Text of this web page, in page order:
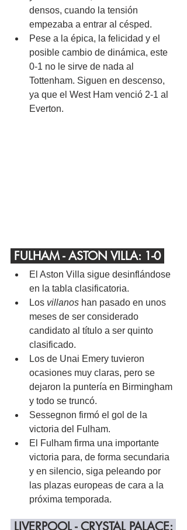
densos, cuando la tensión
empezaba a entrar al césped.
Pese a la épica, la felicidad y el
posible cambio de dinámica, este
0-1 no le sirve de nada al
Tottenham. Siguen en descenso,
ya que el West Ham venció 2-1 al
Everton.
FULHAM - ASTON VILLA: 1-0
El Aston Villa sigue desinflándose
en la tabla clasificatoria.
Los villanos han pasado en unos
meses de ser considerado
candidato al título a ser quinto
clasificado.
Los de Unai Emery tuvieron
ocasiones muy claras, pero se
dejaron la puntería en Birmingham
y todo se truncó.
Sessegnon firmó el gol de la
victoria del Fulham.
El Fulham firma una importante
victoria para, de forma secundaria
y en silencio, siga peleando por
las plazas europeas de cara a la
próxima temporada.
LIVERPOOL - CRYSTAL PALACE: